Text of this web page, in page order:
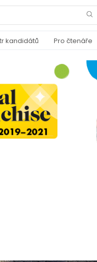
kandidátů Pro čtenáře